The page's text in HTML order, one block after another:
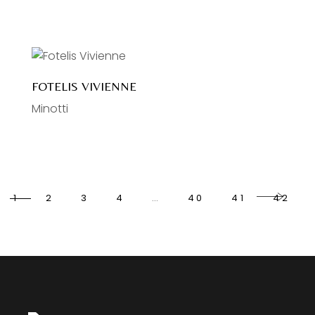
FOTELIS VIVIENNE
Minotti
1 2 3 4 … 40 41 42